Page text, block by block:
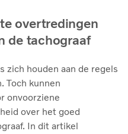
overtredingen
de tachograaf
zich houden aan de regels
Toch kunnen
onvoorziene
over het goed
In dit artikel